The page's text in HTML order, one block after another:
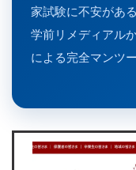
家試験に不安があ
学前リメディアル
による完全マンツ